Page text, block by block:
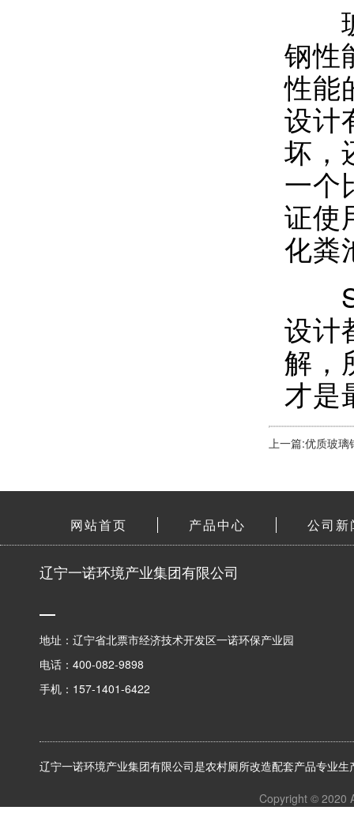
玻
钢性
性能
设计
坏，
一个
证使
化粪
设计
解，
才是
上一篇:优质玻
网站首页 产品中心 公司新
辽宁一诺环境产业集团有限公司
地址：辽宁省北票市经济技术开发区一诺环保产业园
电话：400-082-9898
手机：157-1401-6422
辽宁一诺环境产业集团有限公司是农村厕所改造配套产品专业生
Copyright © 2020